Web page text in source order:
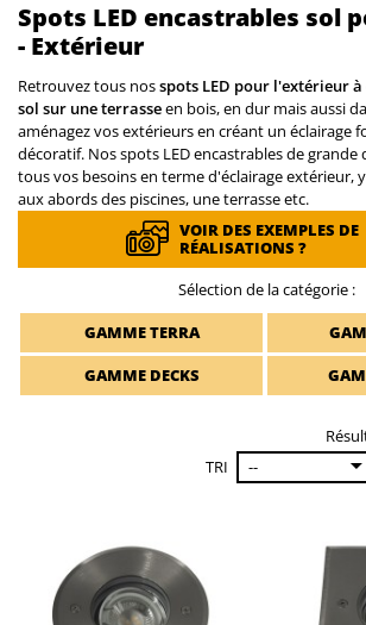
Spots LED encastrables sol
- Extérieur
Retrouvez tous nosspots LED pour l'extérieur
sol sur une terrasseen bois, en dur mais aussi
aménagez vos extérieurs en créant un éclairage
décoratif. Nos spots LED encastrables de
tous vos besoins en terme d'éclairage extérieur,
aux abords des piscines, une terrasse etc.
VOIR DES EXEMPLES DE
RÉALISATIONS ?
Sélection de la catégorie :
GAMME TERRA
GAMME DECKS
TRI
--